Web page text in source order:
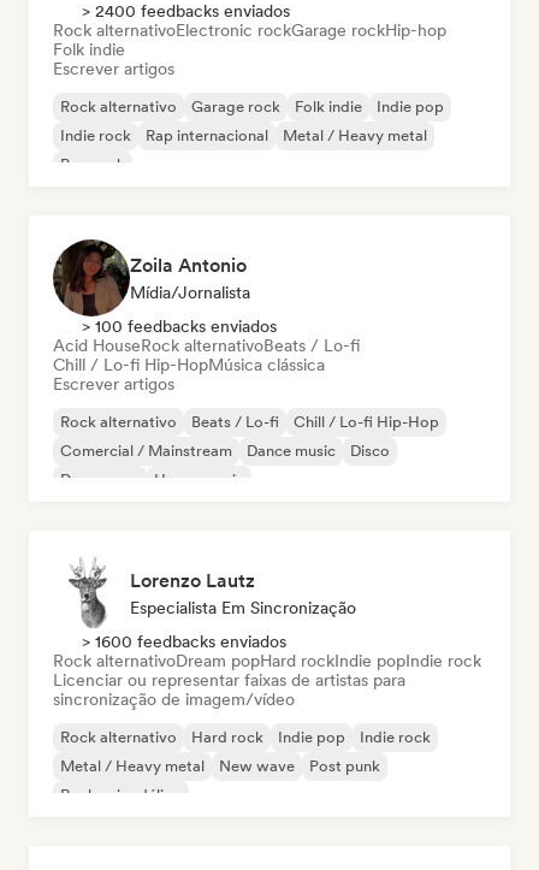
> 2400 feedbacks enviados
Rock alternativoElectronic rockGarage rockHip-hop
Folk indie
Escrever artigos
Rock alternativo Garage rock Folk indie
Indie pop
Indie rock
Rap internacional
Metal / Heavy metal
Pop rock
Zoila Antonio
Mídia/Jornalista
> 100 feedbacks enviados
Acid HouseRock alternativoBeats / Lo-fi
Chill / Lo-fi Hip-HopMúsica clássica
Escrever artigos
Rock alternativo Beats / Lo-fi
Chill / Lo-fi Hip-Hop
Comercial / Mainstream
Dance music
Disco
Dream pop
House music
Lorenzo Lautz
Especialista Em Sincronização
> 1600 feedbacks enviados
Rock alternativoDream popHard rockIndie popIndie rock
Licenciar ou representar faixas de artistas para
sincronização de imagem/vídeo
Rock alternativo Hard rock Indie pop
Indie rock
Metal / Heavy metal
New wave
Post punk
Rock psicodélico